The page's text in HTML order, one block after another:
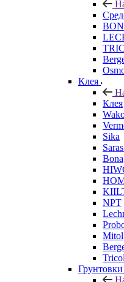
Клея
Клея
Sika
Bona
NPT
Mitol
Tricol
Грунтовки